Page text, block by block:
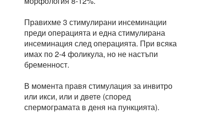
Правихме 3 стимулирани инсеминации
преди операцията и една стимулирана
инсеминация след операцията. При всяка
имах по 2-4 фоликула, но не настъпи
бременност.
В момента правя стимулация за инвитро
или икси, или и двете (според
спермограмата в деня на пункцията).